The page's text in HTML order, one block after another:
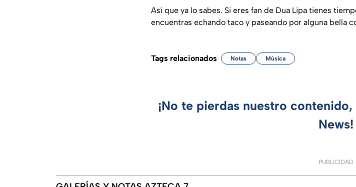
Así que ya lo sabes. Si eres fan de Dua Lipa tienes
encuentras echando taco y paseando por alguna bella
Tags relacionados Notas Música
¡No te pierdas nuestro
News!
PUBLICIDAD